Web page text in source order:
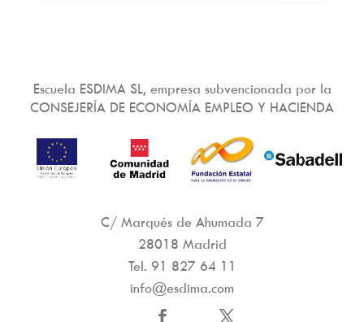
Escuela ESDIMA SL, empresa subvencionada por la
CONSEJERÍA DE ECONOMÍA EMPLEO Y HACIENDA
C/ Marqués de Ahumada 7
28018 Madrid
Tel. 91 827 64 11
info@esdima.com